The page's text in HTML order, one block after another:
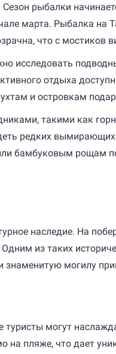
рыбалки
марта. Рыбалка на
что с мостиков
исследовать
отдыха
и островкам
такими как
редких
бамбуковым рощам
наследие. На
из таких
знаменитую могилу
могут
пляже, что дает